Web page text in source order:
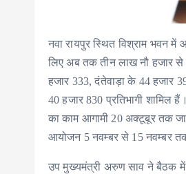
नवा रायपुर स्थित विश्राम भवन
लिए अब तक तीन लाख नौ हजार
हजार 333, दंतेवाड़ा के 44 हजार
40 हजार 830 प्रतिभागी
का काम आगामी 20 अक्टूबूर तक
आयोजन 5 नवम्बर से 15 नवम्बर
उप मुख्यमंत्री अरुण साव ने बैठक में